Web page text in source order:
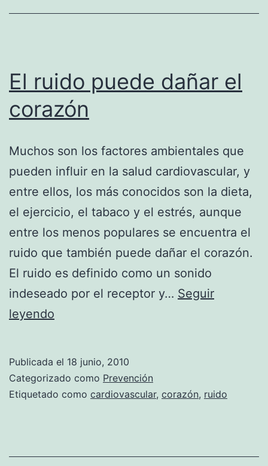
riesgo
El ruido puede dañar el
corazón
Muchos son los factores ambientales que
pueden influir en la salud cardiovascular, y
entre ellos, los más conocidos son la dieta,
el ejercicio, el tabaco y el estrés, aunque
entre los menos populares se encuentra el
ruido que también puede dañar el corazón.
El ruido es definido como un sonido
indeseado por el receptor y… Seguir
leyendo
dañar
el
Publicada el 18 junio, 2010
Categorizado como Prevención
Etiquetado como cardiovascular, corazón, ruido